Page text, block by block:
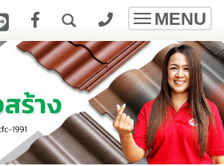
Toggle
MENU